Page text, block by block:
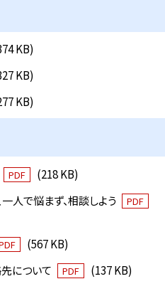
KB)
KB)
KB)
PDF
(218 KB)
人で悩まず、相談しよう
PDF
(567 KB)
について
PDF (137 KB)